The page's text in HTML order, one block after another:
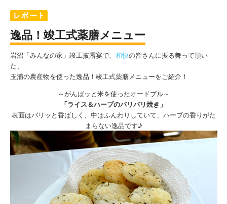
逸品！竣工式薬膳メニュー
岩沼「みんなの家」竣工披露宴で、 和快の皆さんに振る舞って頂い
た、
玉浦の農産物を使った逸品！竣工式薬膳メニューをご紹介！
～がんばッと米を使ったオードブル～
「ライス＆ハーブのバリバリ焼き」
表面はパリッと香ばしく、中はふんわりしていて、ハーブの香りがた
まらない逸品です♪